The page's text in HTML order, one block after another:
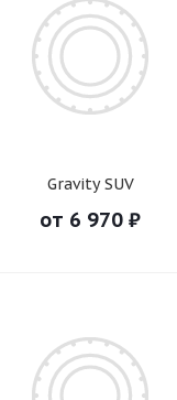
Gravity SUV
от 6 970 ₽